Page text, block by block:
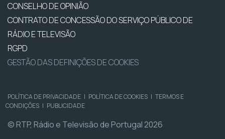
CONSELHO DE OPINIÃO
CONTRATO DE CONCESSÃO DO SERVIÇO PÚBLICO DE
RÁDIO E TELEVISÃO
RGPD
GESTÃO DAS DEFINIÇÕES DE COOKIES
POLÍTICA DE PRIVACIDADE | POLÍTICA DE COOKIES | TERMOS E
CONDIÇÕES | PUBLICIDADE
© RTP, Rádio e Televisão de Portugal 2026